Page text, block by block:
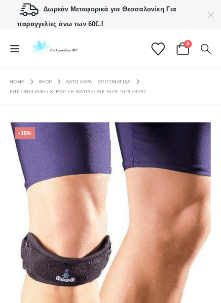
Δωρεάν Μεταφορικά για ΘεσσαλονίκηΓια
παραγγελίες άνω των 60€.!
0
HOME SHOP ΚΑΤΩ ΑΚΡΑ,
ΕΠΙΓΟΝΑΤΊΔΑ
ΕΠΙΓΟΝΑΤΙΔΙΚΌ STRAP ΣΕ ΜΑΎΡΟ ONE SIZE 1029 OPPO
-15%